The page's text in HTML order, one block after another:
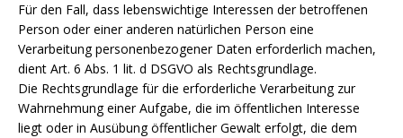
Für den Fall, dass lebenswichtige Interessen der betroffenen
Person oder einer anderen natürlichen Person eine
Verarbeitung personenbezogener Daten erforderlich machen,
dient Art. 6 Abs. 1 lit. d DSGVO als Rechtsgrundlage.
Die Rechtsgrundlage für die erforderliche Verarbeitung zur
Wahrnehmung einer Aufgabe, die im öffentlichen Interesse
liegt oder in Ausübung öffentlicher Gewalt erfolgt, die dem